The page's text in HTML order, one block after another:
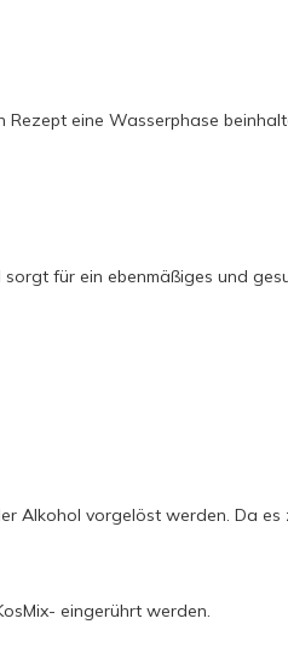
eine Wasserphase
für ein ebenmäßiges und
Alkohol vorgelöst werden. Da es
eingerührt werden.